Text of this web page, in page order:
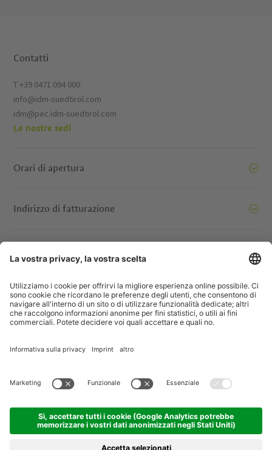
Contatti
T +39 0471 094 000
info@idm-suedtirol.com
idm@pec.idm-suedtirol.com
Le nostre sedi
Orari di apertura
Indirizzo di fatturazione
siamo pronti a spostare le montagne. E voi?
Concorsi a premi
Sitemap Impostazione cookie